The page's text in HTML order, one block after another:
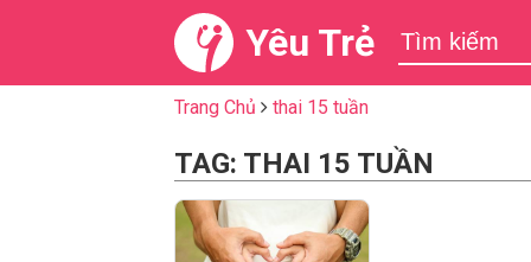
Yêu Trẻ
Trang Chủ thai 15 tuần
TAG: THAI 15 TUẦN